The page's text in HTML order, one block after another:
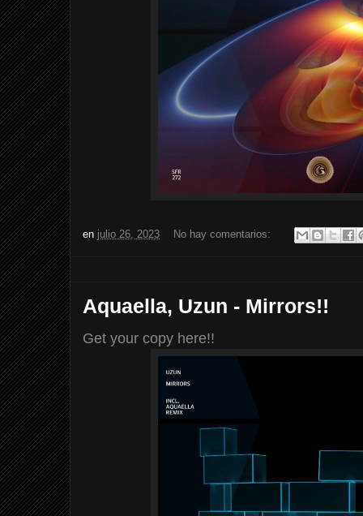
en julio 26, 2023 No hay comentarios:
Aquaella, Uzun - Mirrors!!
Get your copy here!!